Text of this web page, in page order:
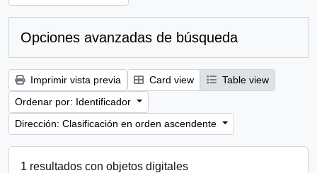
Opciones avanzadas de búsqueda
Imprimir vista previa Card view
Table view
Ordenar por: Identificador
Dirección: Clasificación en orden ascendente
1 resultados con objetos digitales